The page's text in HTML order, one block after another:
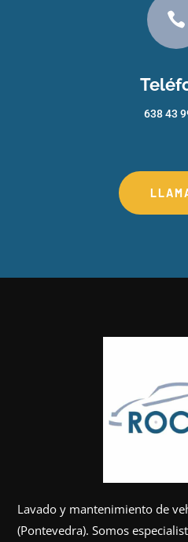

638 43
Lavado y mantenimiento de
(Pontevedra). Somos